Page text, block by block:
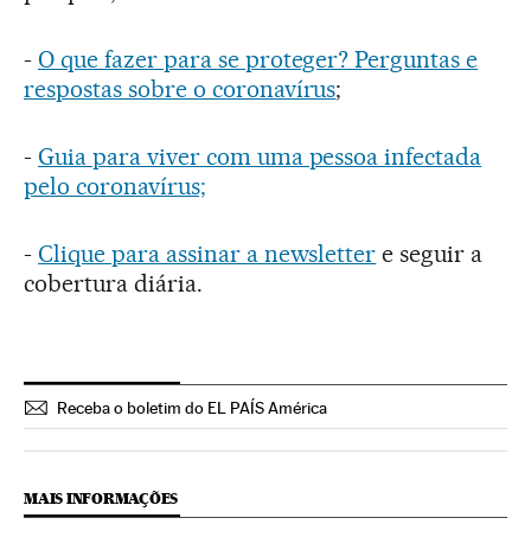
- O que fazer para se proteger? Perguntas e
respostas sobre o coronavírus;
- Guia para viver com uma pessoa infectada
pelo coronavírus;
- Clique para assinar a newsletter e seguir a
cobertura diária.
Receba o boletim do EL PAÍS América
MAIS INFORMAÇÕES